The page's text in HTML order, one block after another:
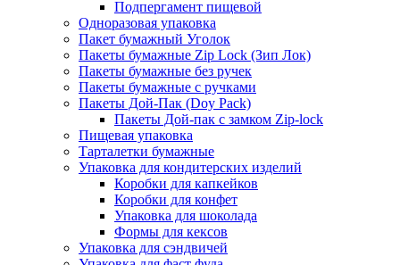
Подпергамент пищевой
Одноразовая упаковка
Пакет бумажный Уголок
Пакеты бумажные Zip Lock (Зип Лок)
Пакеты бумажные без ручек
Пакеты бумажные с ручками
Пакеты Дой-Пак (Doy Pack)
Пакеты Дой-пак с замком Zip-lock
Пищевая упаковка
Тарталетки бумажные
Упаковка для кондитерских изделий
Коробки для капкейков
Коробки для конфет
Упаковка для шоколада
Формы для кексов
Упаковка для сэндвичей